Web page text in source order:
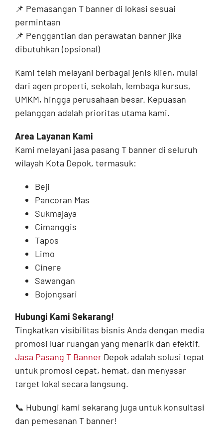
📌 Pemasangan T banner di lokasi sesuai
permintaan
📌 Penggantian dan perawatan banner jika
dibutuhkan (opsional)
Kami telah melayani berbagai jenis klien, mulai
dari agen properti, sekolah, lembaga kursus,
UMKM, hingga perusahaan besar. Kepuasan
pelanggan adalah prioritas utama kami.
Area Layanan Kami
Kami melayani jasa pasang T banner di seluruh
wilayah Kota Depok, termasuk:
Beji
Pancoran Mas
Sukmajaya
Cimanggis
Tapos
Limo
Cinere
Sawangan
Bojongsari
Hubungi Kami Sekarang!
Tingkatkan visibilitas bisnis Anda dengan media
promosi luar ruangan yang menarik dan efektif.
Jasa Pasang T BannerDepok adalah solusi tepat
untuk promosi cepat, hemat, dan menyasar
target lokal secara langsung.
📞 Hubungi kami sekarang juga untuk konsultasi
dan pemesanan T banner!